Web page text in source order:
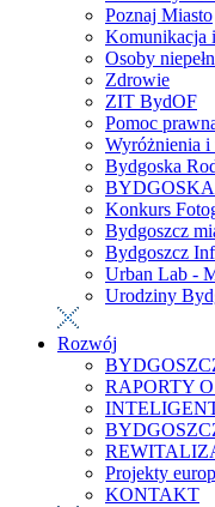
Poznaj Miasto
Komunikacja
Osoby
Zdrowie
ZIT BydOF
Pomoc
Wyróżnienia i
Bydgoska
Konkurs
Bydgoszcz
Bydgoszcz
Urban Lab -
Urodziny
Rozwój
RAPORTY
Projekty
KONTAKT